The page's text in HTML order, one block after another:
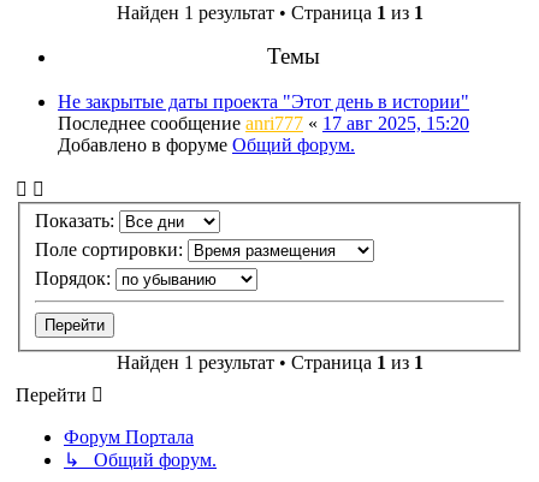
Найден 1 результат • Страница 1 из 1
Темы
Не закрытые даты проекта "Этот день в истории"
Последнее сообщение anri777 « 17 авг 2025, 15:20
Добавлено в форуме Общий форум.
Показать:
Поле сортировки:
Порядок:
Найден 1 результат • Страница 1 из 1
Перейти
Форум Портала
↳ Общий форум.